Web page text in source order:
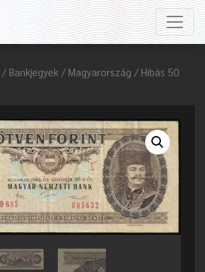
/ Bankjegyek / Magyarország / Hibás 50